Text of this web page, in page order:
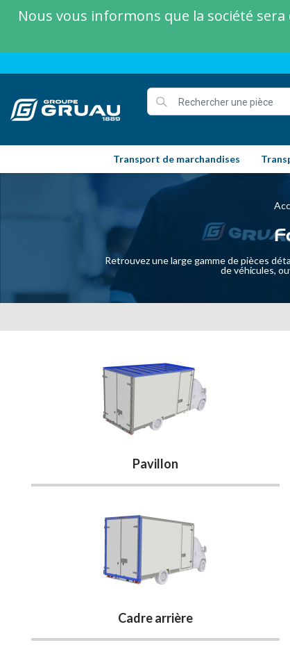
Nous vous informons que la société
Transport de marchandises
Retrouvez une large gamme de pièces
de véhicules,
Pavillon
Cadre arrière